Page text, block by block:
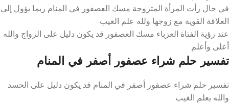
في حال رأت المرأة المتزوجة مسك العصفور في المنام ربما يؤول إلى
العلاقة القوية مع زوجها ولله علم الغيب
عند رؤية الفتاة العزباء مسك العصفور قد يكون دليل على الزواج والله
أعلى وأعلم
تفسير حلم شراء عصفور أصفر في المنام
تفسير حلم شراء عصفور أصفر في المنام قد يكون دليل على الحسد
والله يعلم الغيب